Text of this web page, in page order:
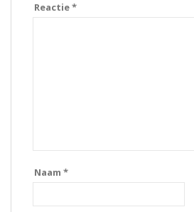
Reactie*
Naam *